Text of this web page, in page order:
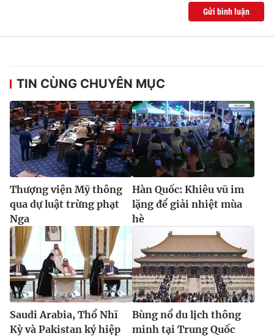
Gửi bình luận
TIN CÙNG CHUYÊN MỤC
Thượng viện Mỹ thông
qua dự luật trừng phạt
Nga
Hàn Quốc: Khiêu vũ im
lặng để giải nhiệt mùa
hè
Saudi Arabia, Thổ Nhĩ
Kỳ và Pakistan ký hiệp
Bùng nổ du lịch thông
minh tại Trung Quốc